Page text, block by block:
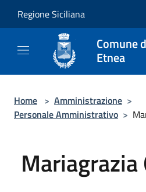
Regione Siciliana
Comune
Etnea
Home > Amministrazione >
Personale Amministrativo >